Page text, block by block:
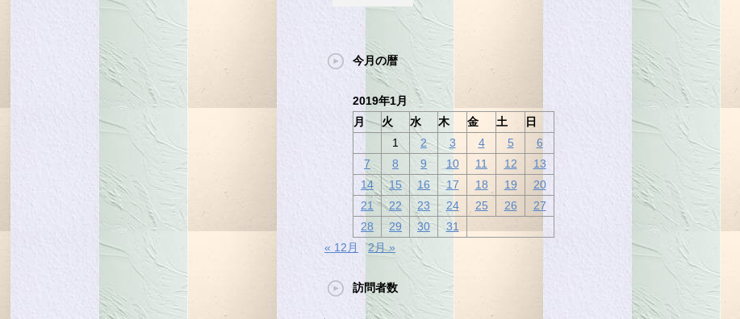
今月の暦
2019年1月
月
火 水 木 金 土
日
1
2 3 4 5
6
7
8 9 10 11 12
13
14
15 16 17 18 19
20
21
22 23 24 25 26
27
28
29 30
31
« 12月
2月 »
訪問者数